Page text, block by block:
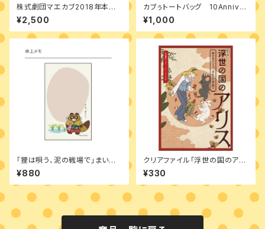
株式劇団マエカブ2018年本公
演「歌舞伎門事変」
¥2,500
カブぅトートバッグ 10Anniver
sary
¥1,000
「狸は唄う、泥の戦場で」まいた
の卓上メモ
¥880
クリアファイル「浮世の国のアリ
ス～燕子花～」
¥330